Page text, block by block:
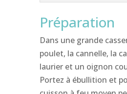
Préparation
Dans une grande
poulet, la cannelle, la
laurier et un oignon
Portez à ébullition et